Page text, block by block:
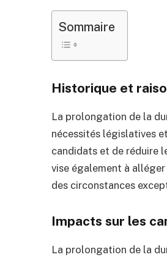
Sommaire
Historique et
La prolongation de la
nécessités législatives
candidats et de réduire
vise également à
des circonstances
Impacts sur les
La prolongation de la